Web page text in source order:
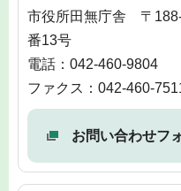
市役所田無庁舎 〒
番13号
電話：042-460-9804
ファクス：042-460-
お問い合わせフ